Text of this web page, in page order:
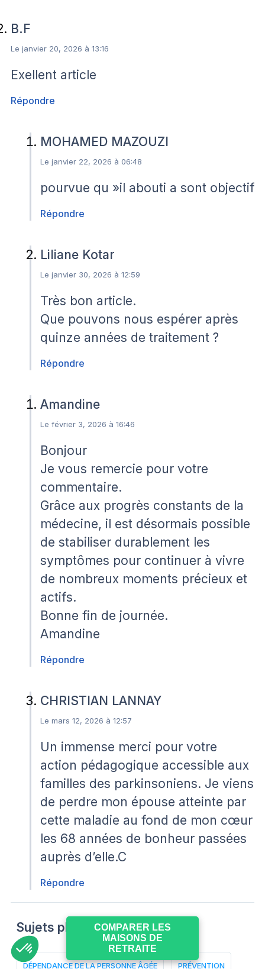
B.F
Le janvier 20, 2026 à 13:16
Exellent article
Répondre
MOHAMED MAZOUZI
Le janvier 22, 2026 à 06:48
pourvue qu »il abouti a sont objectif
Répondre
Liliane Kotar
Le janvier 30, 2026 à 12:59
Très bon article.
Que pouvons nous espérer après
quinze années de traitement ?
Répondre
Amandine
Le février 3, 2026 à 16:46
Bonjour
Je vous remercie pour votre
commentaire.
Grâce aux progrès constants de la
médecine, il est désormais possible
de stabiliser durablement les
symptômes pour continuer à vivre
de nombreux moments précieux et
actifs.
Bonne fin de journée.
Amandine
Répondre
CHRISTIAN LANNAY
Le mars 12, 2026 à 12:57
Un immense merci pour votre
action pédagogique accessible aux
familles des parkinsoniens. Je viens
de perdre mon épouse atteinte par
cette maladie au fond de mon cœur
les 68 années de bonheur passées
auprès d’elle.C
Répondre
Sujets phares
DÉPENDANCE DE LA PERSONNE ÂGÉE PRÉVENTION
COMPARER LES
MAISONS DE
RETRAITE